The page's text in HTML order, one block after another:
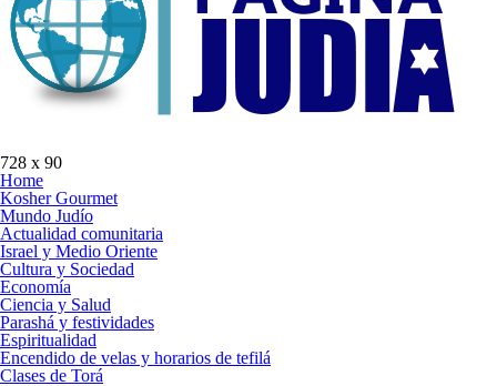
728 x 90
Home
Kosher Gourmet
Mundo Judío
Actualidad comunitaria
Israel y Medio Oriente
Cultura y Sociedad
Economía
Ciencia y Salud
Parashá y festividades
Espiritualidad
Encendido de velas y horarios de tefilá
Clases de Torá